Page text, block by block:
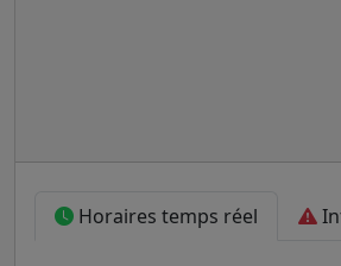
Horaires temps réel